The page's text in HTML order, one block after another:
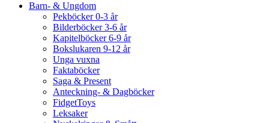
Barn- & Ungdom
Pekböcker 0-3 år
Bilderböcker 3-6 år
Kapitelböcker 6-9 år
Bokslukaren 9-12 år
Unga vuxna
Faktaböcker
Saga & Present
Anteckning- & Dagböcker
FidgetToys
Leksaker